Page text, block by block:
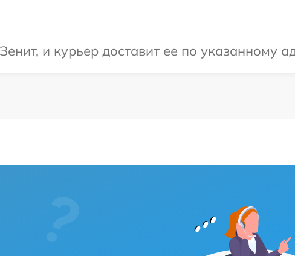
и курьер доставит ее по указанному